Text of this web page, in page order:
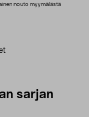
nouto myymälästä
sarjan